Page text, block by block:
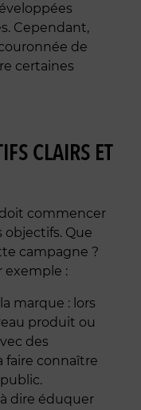
Cependant,
de
certaines
CLAIRS ET
commencer
Que
campagne ?
exemple :
marque : lors
produit ou
des
faire connaître
dire éduquer